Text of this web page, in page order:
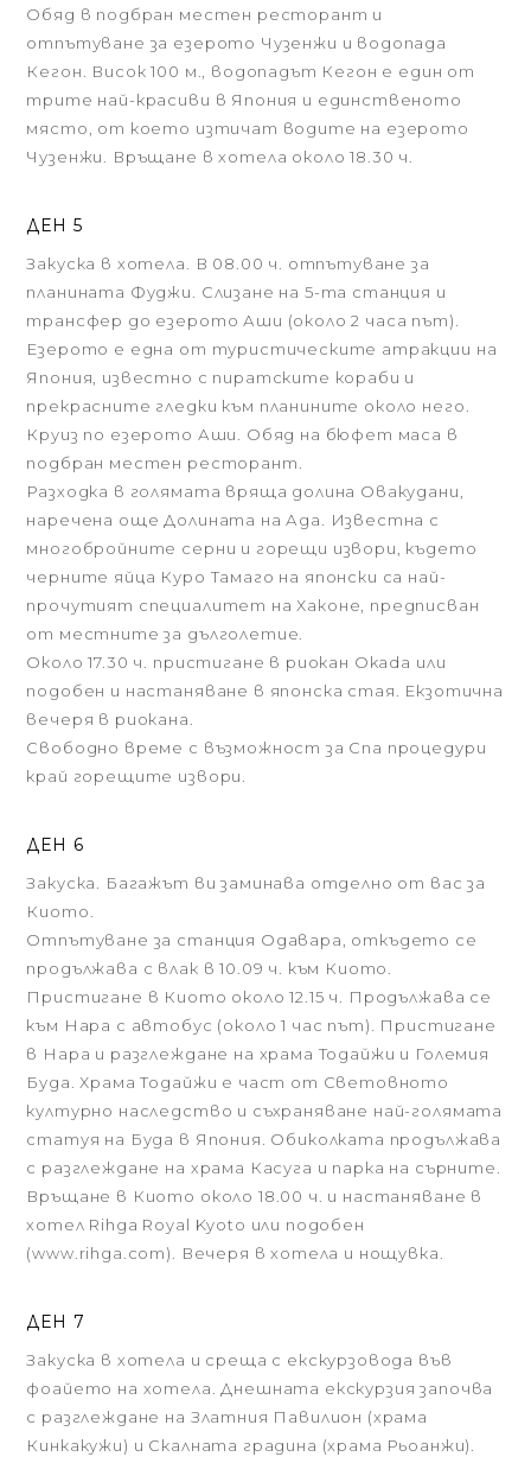
Обяд в подбран местен ресторант и
отпътуване за езерото Чузенжи и водопада
Кегон. Висок 100 м., водопадът Кегон е един от
трите най-красиви в Япония и единственото
място, от което изтичат водите на езерото
Чузенжи. Връщане в хотела около 18.30 ч.
ДЕН 5
Закуска в хотела. В 08.00 ч. отпътуване за
планината Фуджи. Слизане на 5-та станция и
трансфер до езерото Аши (около 2 часа път).
Езерото е една от туристическите атракции на
Япония, известно с пиратските кораби и
прекрасните гледки към планините около него.
Круиз по езерото Аши. Обяд на бюфет маса в
подбран местен ресторант.
Разходка в голямата вряща долина Овакудани,
наречена още Долината на Ада. Известна с
многобройните серни и горещи извори, където
черните яйца Куро Тамаго на японски са най-
прочутият специалитет на Хаконе, предписван
от местните за дълголетие.
Около 17.30 ч. пристигане в риокан Okada или
подобен и настаняване в японска стая. Екзотична
вечеря в риокана.
Свободно време с възможност за Спа процедури
край горещите извори.
ДЕН 6
Закуска. Багажът ви заминава отделно от вас за
Киото.
Отпътуване за станция Одавара, откъдето се
продължава с влак в 10.09 ч. към Киото.
Пристигане в Киото около 12.15 ч. Продължава се
към Нара с автобус (около 1 час път). Пристигане
в Нара и разглеждане на храма Тодайжи и Големия
Буда. Храма Тодайжи е част от Световното
културно наследство и съхраняване най-голямата
статуя на Буда в Япония. Обиколката продължава
с разглеждане на храма Касуга и парка на сърните.
Връщане в Киото около 18.00 ч. и настаняване в
хотел Rihga Royal Kyoto или подобен
(www.rihga.com). Вечеря в хотела и нощувка.
ДЕН 7
Закуска в хотела и среща с екскурзовода във
фоайето на хотела. Днешната екскурзия започва
с разглеждане на Златния Павилион (храма
Кинкакужи) и Скалната градина (храма Рьоанжи).